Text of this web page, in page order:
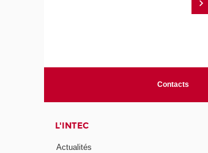
Contacts
L'INTEC
Actualités